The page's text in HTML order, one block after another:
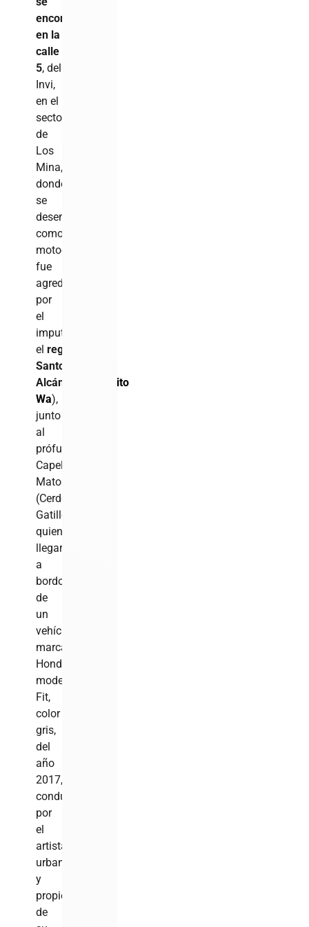
encontraba
en la
calle
5, del
Invi,
en el
sector
de
Los
Mina,
donde
se
desempeña
como
motoconchista,
fue
agredido
por
el
imputado,
elreguetonero
Santos
Alcántara
Onguito
Wa),
junto
al
prófugo
Capellán
Matos
(Cerdo
Gatillo),
quienes
llegaron
a
bordo
de
un
vehículo
marca
Honda,
modelo
Fit,
color
gris,
del
año
2017,
conducido
por
el
artista
urbano
y
propiedad
de